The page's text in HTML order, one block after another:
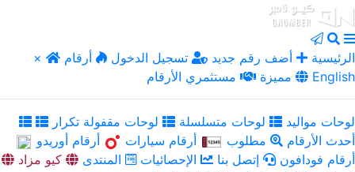
× الرئيسية أضف رقم جديد تسجيل الدخول
أرقام
مميزة
مستثمري الأرقام English
لوحات مواليد لوحات متسلسلة
لوحات مقفولة تكرار
أحدث الأرقام
مطلوب أرقام سيارات
أرقام أوريدو
أرقام فودافون
إتصل بنا الإحصائيات المنتدى
كيو مزاد